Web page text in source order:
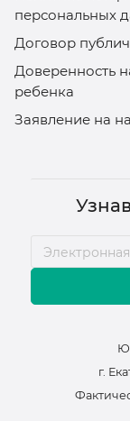
персональных
Договор
Доверенность
ребенка
Заявление на
г.